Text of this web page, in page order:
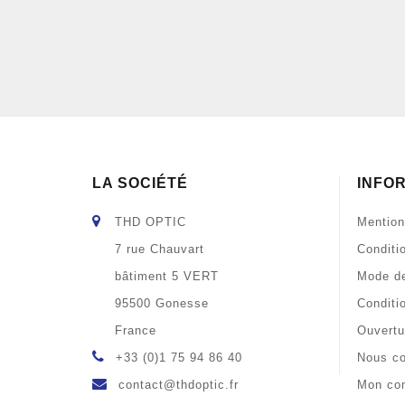
LA SOCIÉTÉ
THD OPTIC
7 rue Chauvart
bâtiment 5 VERT
95500 Gonesse
France
+33 (0)1 75 94 86 40
contact@thdoptic.fr
Mode
Nous
Mon